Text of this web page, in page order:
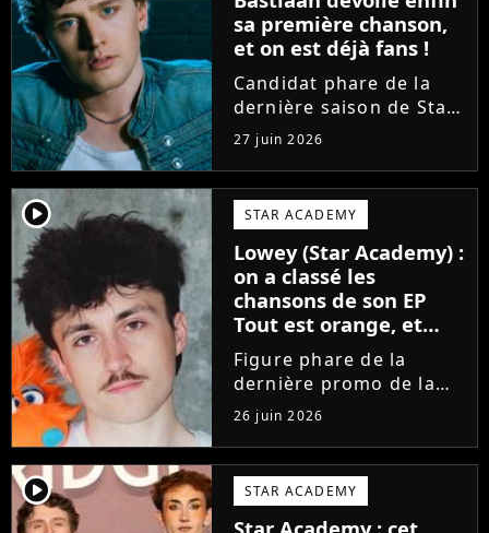
sa première chanson,
et on est déjà fans !
Candidat phare de la
dernière saison de Star
Academy, Bastiaan fait
enfin les présentations
en musique. Découvrez
son premier single
Château, très Troye
Sivan dans l'esprit, et
son...
27 juin 2026
player2 STAR ACADEMY
Lowey (Star Academy) :
on a classé les
chansons de son EP
Tout est orange, et
voici la meilleure !
Figure phare de la
dernière promo de la
Star Academy, Léo se
lance enfin. Sous le nom
de scène Lowey, l'artiste
de 25 ans dévoile un
premier EP énergique et
très prometteur
26 juin 2026
player2 STAR ACADEMY